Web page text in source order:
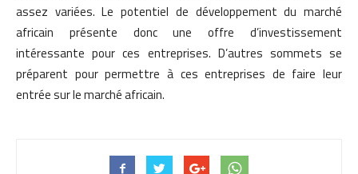
assez variées. Le potentiel de développement du marché
africain présente donc une offre d’investissement
intéressante pour ces entreprises. D’autres sommets se
préparent pour permettre à ces entreprises de faire leur
entrée sur le marché africain.